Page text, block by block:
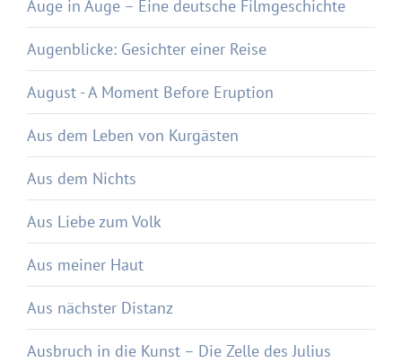
Auge in Auge – Eine deutsche Filmgeschichte
Augenblicke: Gesichter einer Reise
August - A Moment Before Eruption
Aus dem Leben von Kurgästen
Aus dem Nichts
Aus Liebe zum Volk
Aus meiner Haut
Aus nächster Distanz
Ausbruch in die Kunst – Die Zelle des Julius